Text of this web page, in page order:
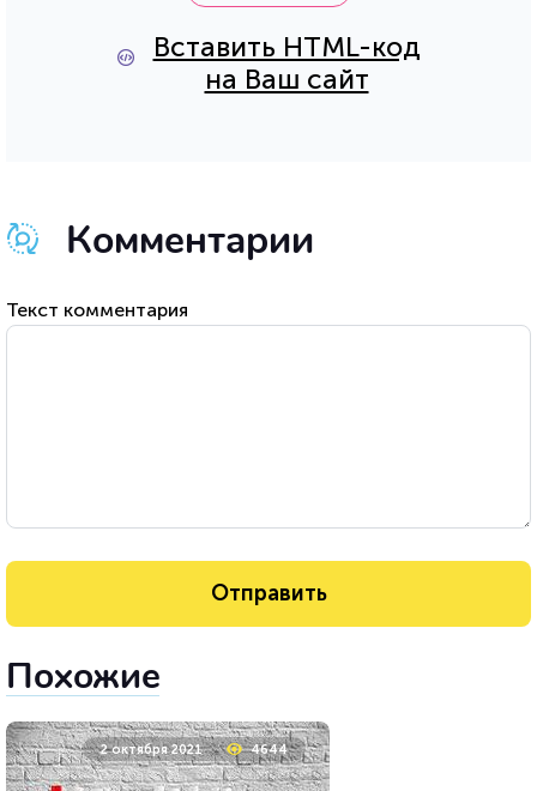
Вставить HTML-код
на Ваш сайт
Комментарии
Текст комментария
Похожие
2 октября 2021 4644